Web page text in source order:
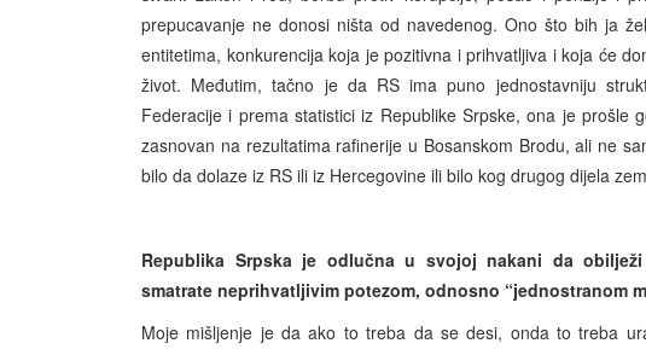
prepucavanje ne donosi ništa od navedenog. Ono što bih ja
entitetima, konkurencija koja je pozitivna i prihvatljiva i koja će
život. Međutim, tačno je da RS ima puno jednostavniju
Federacije i prema statistici iz Republike Srpske, ona je prošle
zasnovan na rezultatima rafinerije u Bosanskom Brodu, ali ne
bilo da dolaze iz RS ili iz Hercegovine ili bilo kog drugog dijela
Republika Srpska je odlučna u svojoj nakani da
smatrate neprihvatljivim potezom, odnosno “jednostranom
Moje mišljenje je da ako to treba da se desi, onda to treba